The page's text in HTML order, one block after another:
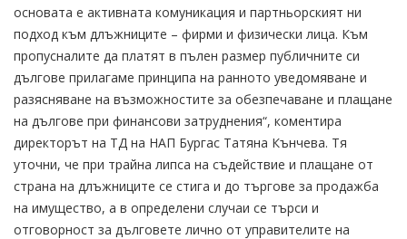
основата е активната комуникация и партньорският ни
подход към длъжниците – фирми и физически лица. Към
пропусналите да платят в пълен размер публичните си
дългове прилагаме принципа на ранното уведомяване и
разясняване на възможностите за обезпечаване и плащане
на дългове при финансови затруднения“, коментира
директорът на ТД на НАП Бургас Татяна Кънчева. Тя
уточни, че при трайна липса на съдействие и плащане от
страна на длъжниците се стига и до търгове за продажба
на имущество, а в определени случаи се търси и
отговорност за дълговете лично от управителите на